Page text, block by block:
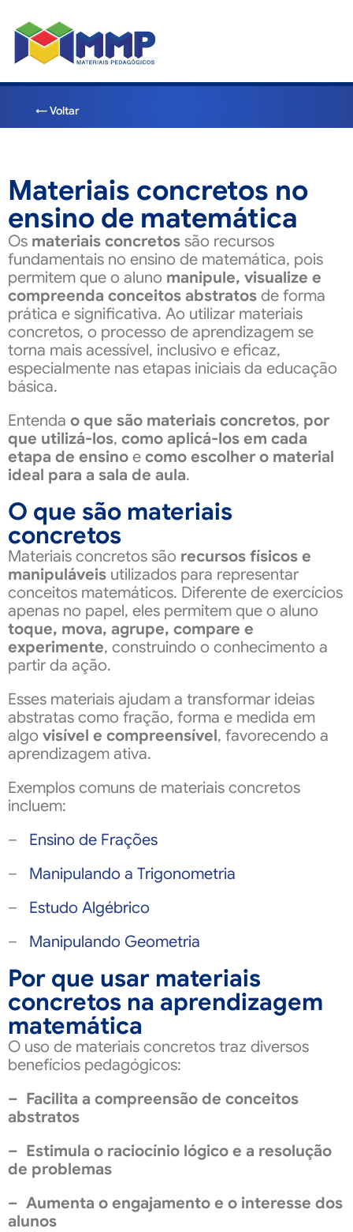
← Voltar
Materiais concretos no
ensino de matemática
Os materiais concretos são recursos
fundamentais no ensino de matemática, pois
permitem que o aluno manipule, visualize e
compreenda conceitos abstratos de forma
prática e significativa. Ao utilizar materiais
concretos, o processo de aprendizagem se
torna mais acessível, inclusivo e eficaz,
especialmente nas etapas iniciais da educação
básica.
Entenda o que são materiais concretos, por
que utilizá-los, como aplicá-los em cada
etapa de ensino e como escolher o material
ideal para a sala de aula.
O que são materiais
concretos
Materiais concretos são recursos físicos e
manipuláveis utilizados para representar
conceitos matemáticos. Diferente de exercícios
apenas no papel, eles permitem que o aluno
toque, mova, agrupe, compare e
experimente, construindo o conhecimento a
partir da ação.
Esses materiais ajudam a transformar ideias
abstratas como fração, forma e medida em
algo visível e compreensível, favorecendo a
aprendizagem ativa.
Exemplos comuns de materiais concretos
incluem:
– Ensino de Frações
– Manipulando a Trigonometria
– Estudo Algébrico
– Manipulando Geometria
Por que usar materiais
concretos na aprendizagem
matemática
O uso de materiais concretos traz diversos
benefícios pedagógicos:
– Facilita a compreensão de conceitos
abstratos
– Estimula o raciocínio lógico e a resolução
de problemas
– Aumenta o engajamento e o interesse dos
alunos